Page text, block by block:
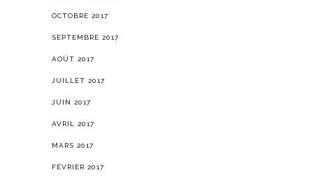
OCTOBRE 2017
SEPTEMBRE 2017
AOÛT 2017
JUILLET 2017
JUIN 2017
AVRIL 2017
MARS 2017
FÉVRIER 2017